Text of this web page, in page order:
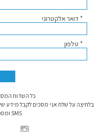
* דואר אלקטרוני
* טלפון
כל השדות
בלחיצה על שלח אני מסכים לקבל מידע
SMS ומסכים לתנאי השימוש